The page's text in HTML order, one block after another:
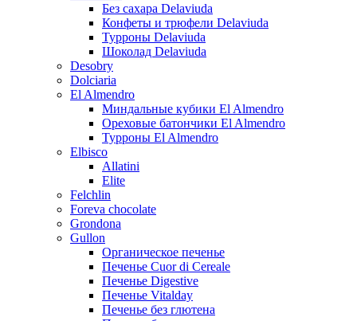
Без сахара Delaviuda
Конфеты и трюфели Delaviuda
Турроны Delaviuda
Шоколад Delaviuda
Desobry
Dolciaria
El Almendro
Миндальные кубики El Almendro
Ореховые батончики El Almendro
Турроны El Almendro
Elbisco
Allatini
Elite
Felchlin
Foreva chocolate
Grondona
Gullon
Органическое печенье
Печенье Cuor di Cereale
Печенье Digestive
Печенье Vitalday
Печенье без глютена